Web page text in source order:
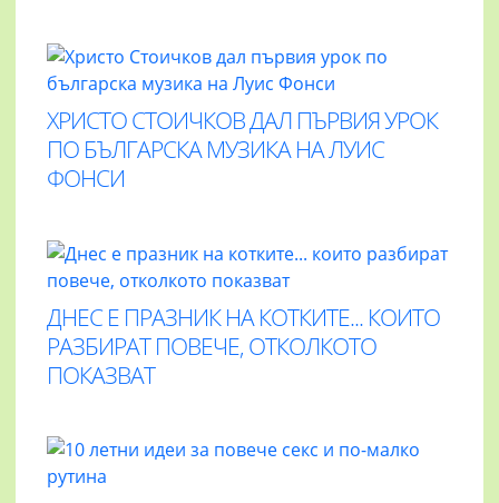
ХРИСТО СТОИЧКОВ ДАЛ ПЪРВИЯ УРОК
ПО БЪЛГАРСКА МУЗИКА НА ЛУИС
ФОНСИ
ДНЕС Е ПРАЗНИК НА КОТКИТЕ... КОИТО
РАЗБИРАТ ПОВЕЧЕ, ОТКОЛКОТО
ПОКАЗВАТ